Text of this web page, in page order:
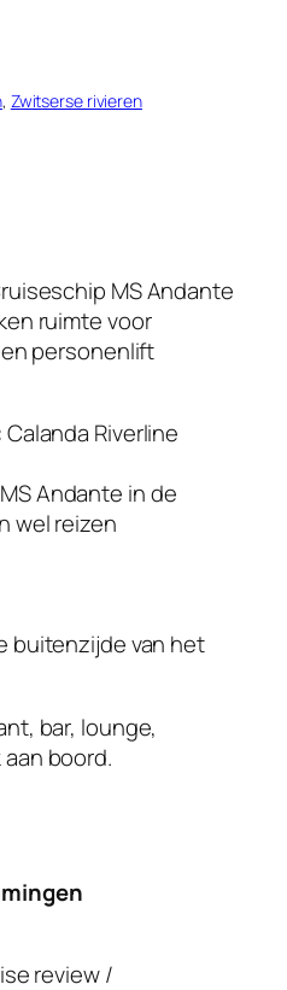
, Zwitserse rivieren
MS Andante
ruimte voor
personenlift
Calanda Riverline
Andante in de
wel reizen
buitenzijde van het
bar, lounge,
boord.
review /